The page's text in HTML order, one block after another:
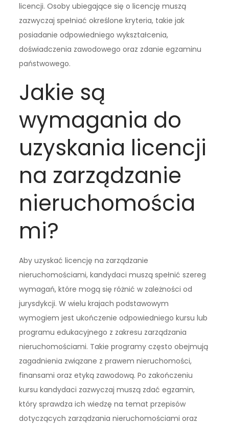
licencji. Osoby ubiegające się o licencję muszą
zazwyczaj spełniać określone kryteria, takie jak
posiadanie odpowiedniego wykształcenia,
doświadczenia zawodowego oraz zdanie egzaminu
państwowego.
Jakie są
wymagania do
uzyskania licencji
na zarządzanie
nieruchomościa
mi?
Aby uzyskać licencję na zarządzanie
nieruchomościami, kandydaci muszą spełnić szereg
wymagań, które mogą się różnić w zależności od
jurysdykcji. W wielu krajach podstawowym
wymogiem jest ukończenie odpowiedniego kursu lub
programu edukacyjnego z zakresu zarządzania
nieruchomościami. Takie programy często obejmują
zagadnienia związane z prawem nieruchomości,
finansami oraz etyką zawodową. Po zakończeniu
kursu kandydaci zazwyczaj muszą zdać egzamin,
który sprawdza ich wiedzę na temat przepisów
dotyczących zarządzania nieruchomościami oraz